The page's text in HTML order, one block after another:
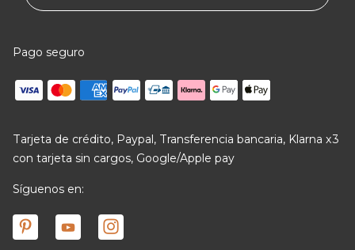
Pago seguro
Tarjeta de crédito, Paypal, Transferencia bancaria, Klarna x3
con tarjeta sin cargos, Google/Apple pay
Síguenos en: